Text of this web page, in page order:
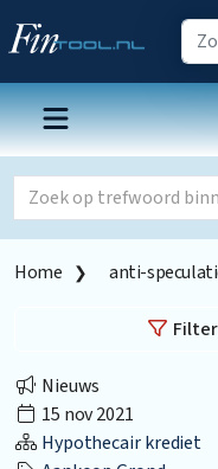
Home anti-
Nieuws
15 nov 2021
Hypothecair krediet